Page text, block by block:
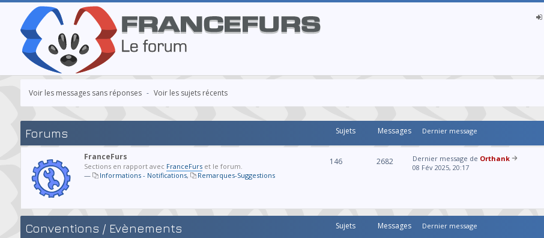
Voir les messages sans réponses - Voir les sujets récents
Forums Sujets Messages Dernier message
FranceFurs
Sections en rapport avec FranceFurset le forum.
—
Informations - Notifications, Remarques-Suggestions
146 2682 Dernier message de Orthank
08 Fév 2025, 20:17
Conventions / Evènements Sujets Messages Dernier message